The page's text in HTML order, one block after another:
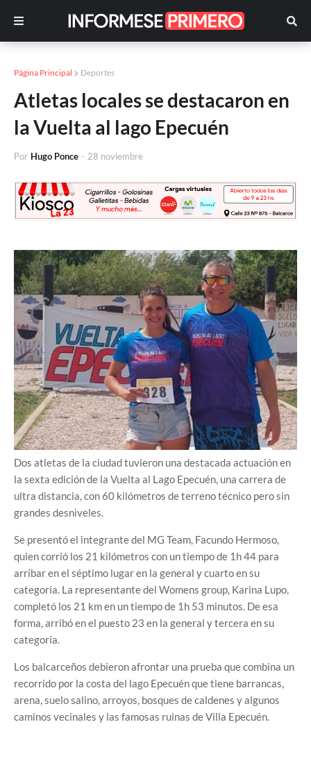
Página Principal Deportes
Atletas locales se destacaron en
la Vuelta al lago Epecuén
Por Hugo Ponce - 28 noviembre
Dos atletas de la ciudad tuvieron una destacada actuación en
la sexta edición de la Vuelta al Lago Epecuén, una carrera de
ultra distancia, con 60 kilómetros de terreno técnico pero sin
grandes desniveles.
Se presentó el integrante del MG Team, Facundo Hermoso,
quien corrió los 21 kilómetros con un tiempo de 1h 44 para
arribar en el séptimo lugar en la general y cuarto en su
categoría. La representante del Womens group, Karina Lupo,
completó los 21 km en un tiempo de 1h 53 minutos. De esa
forma, arribó en el puesto 23 en la general y tercera en su
categoría.
Los balcarceños debieron afrontar una prueba que combina un
recorrido por la costa del lago Epecuén que tiene barrancas,
arena, suelo salino, arroyos, bosques de caldenes y algunos
caminos vecinales y las famosas ruinas de Villa Epecuén.